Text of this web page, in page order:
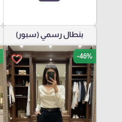
بنطال رسمي (سبور)
favorite_border -46%